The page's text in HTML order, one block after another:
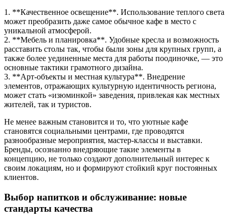
1. **Качественное освещение**. Использование теплого света
может преобразить даже самое обычное кафе в место с
уникальной атмосферой.
2. **Мебель и планировка**. Удобные кресла и возможность
расставить столы так, чтобы были зоны для крупных групп, а
также более уединенные места для работы поодиночке, — это
основные тактики грамотного дизайна.
3. **Арт-объекты и местная культура**. Внедрение
элементов, отражающих культурную идентичность региона,
может стать «изюминкой» заведения, привлекая как местных
жителей, так и туристов.
Не менее важным становится и то, что уютные кафе
становятся социальными центрами, где проводятся
разнообразные мероприятия, мастер-классы и выставки.
Бренды, осознанно внедряющие такие элементы в
концепцию, не только создают дополнительный интерес к
своим локациям, но и формируют стойкий круг постоянных
клиентов.
Выбор напитков и обслуживание: новые
стандарты качества